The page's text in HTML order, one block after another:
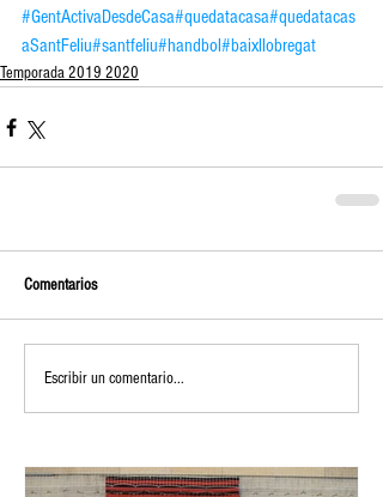
#GentActivaDesdeCasa#quedatacasa#quedatacas
aSantFeliu#santfeliu#handbol#baixllobregat
Temporada 2019 2020
Comentarios
Escribir un comentario...